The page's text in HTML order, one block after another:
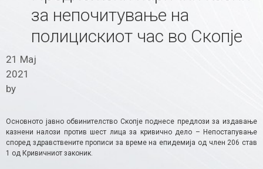
за непочитување на
полицискиот час во Скопје
21 Мај
2021
by
Основното јавно обвинителство Скопје поднесе предлози за издавање
казнени налози против шест лица за кривично дело – Непостапување
според здравствените прописи за време на епидемија од член 206 став
1 од Кривичниот законик.